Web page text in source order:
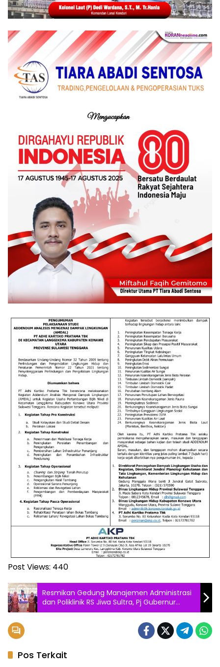
Post Views: 440
Resmikan Gedung Manajemen Administrasi
dan Poliklinik RS Jiwa Sultra, Pj Gubernur
Harap Jajaran Berikan Pelayanan Terbaiknya
Pos Terkait